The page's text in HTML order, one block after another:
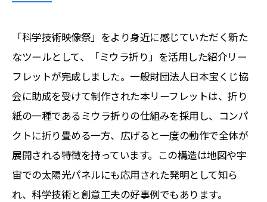
「科学技術映像祭」をより身近に感じていただく新た
なツールとして、「ミウラ折り」を活用した紹介リー
フレットが完成しました。一般財団法人日本宝くじ協
会に助成を受けて制作された本リーフレットは、折り
紙の一種であるミウラ折りの仕組みを採用し、コンパ
クトに折り畳める一方、広げると一度の動作で全体が
展開される特徴を持っています。この構造は地図や宇
宙での太陽光パネルにも応用された発明として知ら
れ、科学技術と創意工夫の好事例でもあります。